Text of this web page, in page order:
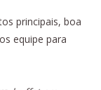
principais, boa
equipe para